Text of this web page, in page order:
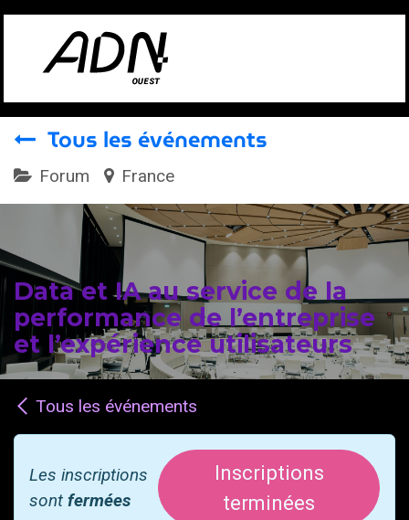
Se rendre au contenu
Tous les événements
Forum France
Data et IA au service de la
performance de l’entreprise
et l’expérience utilisateurs
Tous les événements
Les inscriptions
sont fermées
Inscriptions
terminées